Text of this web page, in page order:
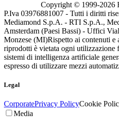
Copyright © 1999-2026
P.Iva 03976881007 - Tutti i diritti
Mediamond S.p.A. - RTI S.p.A.,
Amsterdam (Paesi Bassi) - Uffici
Monzese (MI)Rispetto ai contenuti e
riprodotti è vietata ogni utilizzazione
sistemi di intelligenza artificiale
espresso di utilizzare mezzi
Legal
CorporatePrivacy PolicyCookie
Media